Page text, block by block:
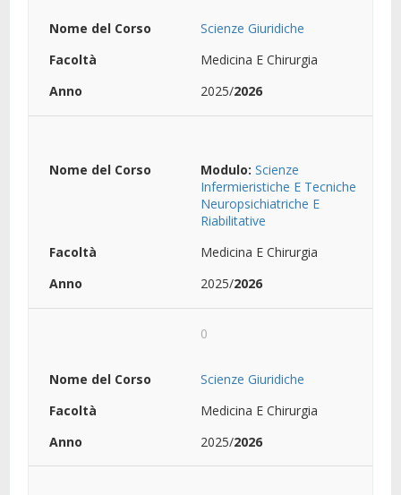
Scienze Giuridiche
Medicina E Chirurgia
2025/2026
Modulo: Scienze
Infermieristiche E Tecniche
Neuropsichiatriche E
Riabilitative
Medicina E Chirurgia
2025/2026
0
Scienze Giuridiche
Medicina E Chirurgia
2025/2026